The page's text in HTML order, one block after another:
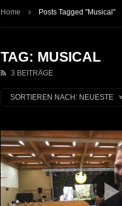
Home Posts Tagged "Musical"
TAG: MUSICAL
3 BEITRÄGE
SORTIEREN NACH: NEUESTE